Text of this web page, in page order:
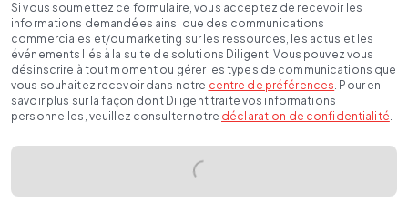
Si vous soumettez ce formulaire, vous acceptez de recevoir les
informations demandées ainsi que des communications
commerciales et/ou marketing sur les ressources, les actus et les
événements liés à la suite de solutions Diligent. Vous pouvez vous
désinscrire à tout moment ou gérer les types de communications que
vous souhaitez recevoir dans notre centre de préférences. Pour en
savoir plus sur la façon dont Diligent traite vos informations
personnelles, veuillez consulter notre déclaration de confidentialité.